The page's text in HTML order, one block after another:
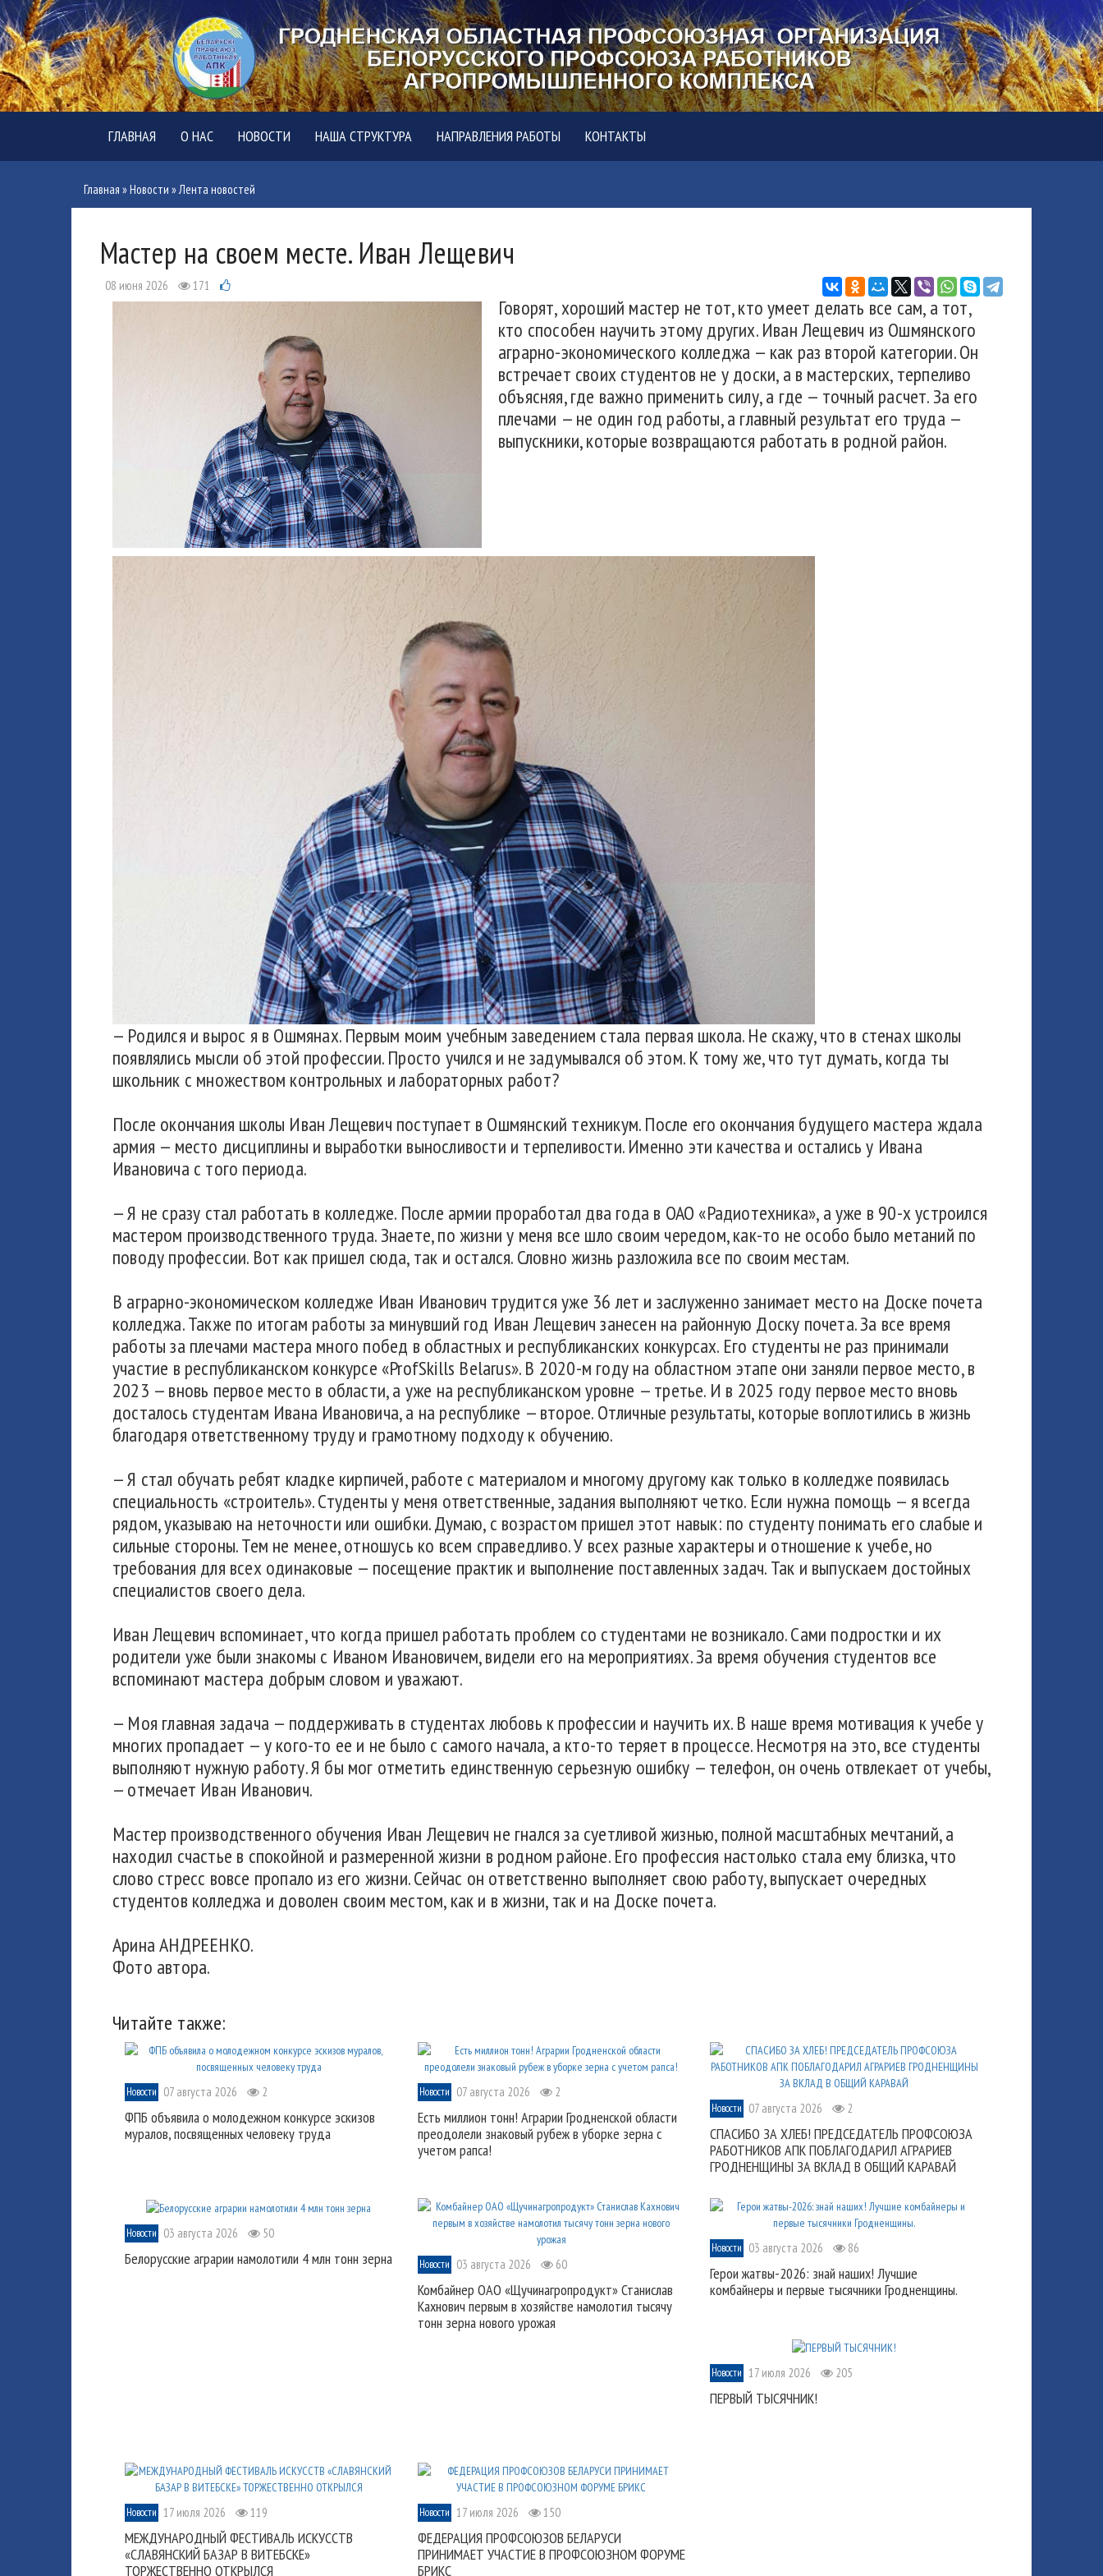
ГЛАВНАЯ О НАС НОВОСТИ НАША СТРУКТУРА НАПРАВЛЕНИЯ РАБОТЫ КОНТАКТЫ
Главная »Новости »Лента новостей
Мастер на своем месте. Иван Лещевич
08 июня 2026 171
Говорят, хороший мастер не тот, кто умеет делать все сам, а тот,
кто способен научить этому других. Иван Лещевич из Ошмянского
аграрно-экономического колледжа — как раз второй категории. Он
встречает своих студентов не у доски, а в мастерских, терпеливо
объясняя, где важно применить силу, а где — точный расчет. За его
плечами — не один год работы, а главный результат его труда —
выпускники, которые возвращаются работать в родной район.
— Родился и вырос я в Ошмянах. Первым моим учебным заведением стала первая школа. Не скажу, что в стенах школы
появлялись мысли об этой профессии. Просто учился и не задумывался об этом. К тому же, что тут думать, когда ты
школьник с множеством контрольных и лабораторных работ?
После окончания школы Иван Лещевич поступает в Ошмянский техникум. После его окончания будущего мастера ждала
армия — место дисциплины и выработки выносливости и терпеливости. Именно эти качества и остались у Ивана
Ивановича с того периода.
— Я не сразу стал работать в колледже. После армии проработал два года в ОАО «Радиотехника», а уже в 90-х устроился
мастером производственного труда. Знаете, по жизни у меня все шло своим чередом, как-то не особо было метаний по
поводу профессии. Вот как пришел сюда, так и остался. Словно жизнь разложила все по своим местам.
В аграрно-экономическом колледже Иван Иванович трудится уже 36 лет и заслуженно занимает место на Доске почета
колледжа. Также по итогам работы за минувший год Иван Лещевич занесен на районную Доску почета. За все время
работы за плечами мастера много побед в областных и республиканских конкурсах. Его студенты не раз принимали
участие в республиканском конкурсе «ProfSkills Belarus». В 2020-м году на областном этапе они заняли первое место, в
2023 — вновь первое место в области, а уже на республиканском уровне — третье. И в 2025 году первое место вновь
досталось студентам Ивана Ивановича, а на республике — второе. Отличные результаты, которые воплотились в жизнь
благодаря ответственному труду и грамотному подходу к обучению.
— Я стал обучать ребят кладке кирпичей, работе с материалом и многому другому как только в колледже появилась
специальность «строитель». Студенты у меня ответственные, задания выполняют четко. Если нужна помощь — я всегда
рядом, указываю на неточности или ошибки. Думаю, с возрастом пришел этот навык: по студенту понимать его слабые и
сильные стороны. Тем не менее, отношусь ко всем справедливо. У всех разные характеры и отношение к учебе, но
требования для всех одинаковые — посещение практик и выполнение поставленных задач. Так и выпускаем достойных
специалистов своего дела.
Иван Лещевич вспоминает, что когда пришел работать проблем со студентами не возникало. Сами подростки и их
родители уже были знакомы с Иваном Ивановичем, видели его на мероприятиях. За время обучения студентов все
вспоминают мастера добрым словом и уважают.
— Моя главная задача — поддерживать в студентах любовь к профессии и научить их. В наше время мотивация к учебе у
многих пропадает — у кого-то ее и не было с самого начала, а кто-то теряет в процессе. Несмотря на это, все студенты
выполняют нужную работу. Я бы мог отметить единственную серьезную ошибку — телефон, он очень отвлекает от учебы,
— отмечает Иван Иванович.
Мастер производственного обучения Иван Лещевич не гнался за суетливой жизнью, полной масштабных мечтаний, а
находил счастье в спокойной и размеренной жизни в родном районе. Его профессия настолько стала ему близка, что
слово стресс вовсе пропало из его жизни. Сейчас он ответственно выполняет свою работу, выпускает очередных
студентов колледжа и доволен своим местом, как и в жизни, так и на Доске почета.
Арина АНДРЕЕНКО.
Фото автора.
Читайте также:
Новости 07 августа 2026 2
ФПБ объявила о молодежном конкурсе эскизов
муралов, посвященных человеку труда
Новости 07 августа 2026 2
Есть миллион тонн! Аграрии Гродненской области
преодолели знаковый рубеж в уборке зерна с
учетом рапса!
Новости 07 августа 2026 2
СПАСИБО ЗА ХЛЕБ! ПРЕДСЕДАТЕЛЬ ПРОФСОЮЗА
РАБОТНИКОВ АПК ПОБЛАГОДАРИЛ АГРАРИЕВ
ГРОДНЕНЩИНЫ ЗА ВКЛАД В ОБЩИЙ КАРАВАЙ
Новости 03 августа 2026 50
Белорусские аграрии намолотили 4 млн тонн зерна Новости 03 августа 2026 60
Комбайнер ОАО «Щучинагропродукт» Станислав
Кахнович первым в хозяйстве намолотил тысячу
тонн зерна нового урожая
Новости 03 августа 2026 86
Герои жатвы-2026: знай наших! Лучшие
комбайнеры и первые тысячники Гродненщины.
Новости 17 июля 2026 205
ПЕРВЫЙ ТЫСЯЧНИК!
Новости 17 июля 2026 119
МЕЖДУНАРОДНЫЙ ФЕСТИВАЛЬ ИСКУССТВ
«СЛАВЯНСКИЙ БАЗАР В ВИТЕБСКЕ»
ТОРЖЕСТВЕННО ОТКРЫЛСЯ
Новости 17 июля 2026 150
ФЕДЕРАЦИЯ ПРОФСОЮЗОВ БЕЛАРУСИ
ПРИНИМАЕТ УЧАСТИЕ В ПРОФСОЮЗНОМ ФОРУМЕ
БРИКС